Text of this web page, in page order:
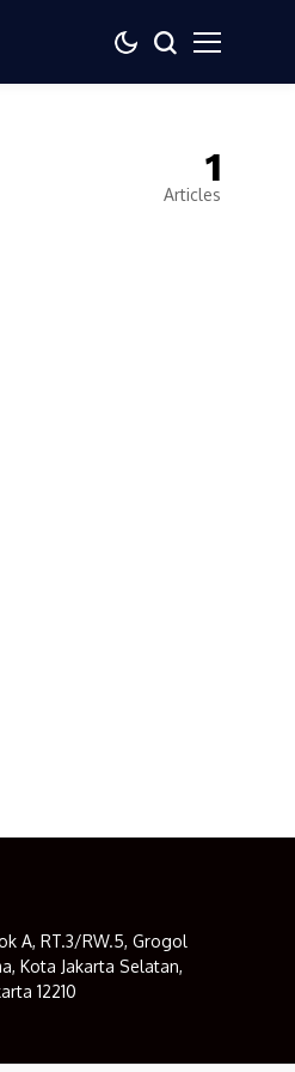
1
Articles
A, RT.3/RW.5, Grogol
Kota Jakarta Selatan,
12210